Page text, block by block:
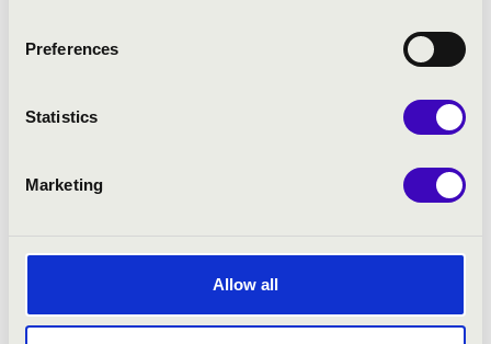
Preferences
Statistics
Marketing
Allow all
07.06.2025 20:00